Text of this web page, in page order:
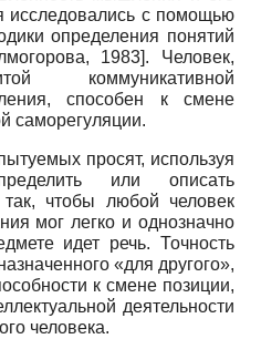
исследовались с помощью
определения понятий
1983]. Человек,
коммуникативной
способен к смене
саморегуляции.
просят, используя
или описать
чтобы любой человек
мог легко и однозначно
идет речь. Точность
«для другого»,
к смене позиции,
деятельности
человека.